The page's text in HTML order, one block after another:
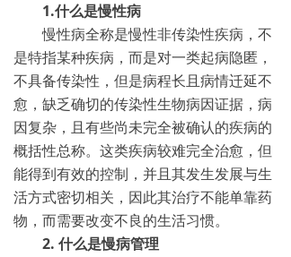
1.什么是慢性病
慢性病全称是慢性非传染性疾病，不
是特指某种疾病，而是对一类起病隐匿，
不具备传染性，但是病程长且病情迁延不
愈，缺乏确切的传染性生物病因证据，病
因复杂，且有些尚未完全被确认的疾病的
概括性总称。这类疾病较难完全治愈，但
能得到有效的控制，并且其发生发展与生
活方式密切相关，因此其治疗不能单靠药
物，而需要改变不良的生活习惯。
2. 什么是慢病管理